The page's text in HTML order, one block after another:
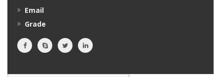
Email
Grade